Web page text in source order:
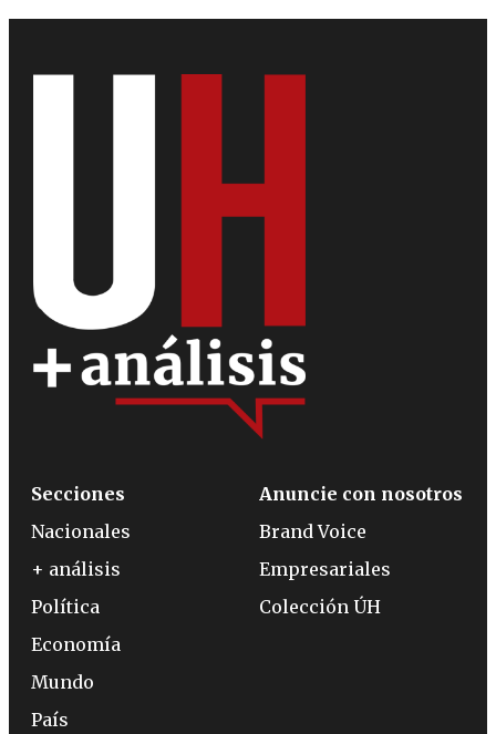
Secciones
Nacionales
+ análisis
Política
Economía
Mundo
País
Anuncie con nosotros
Brand Voice
Empresariales
Colección ÚH